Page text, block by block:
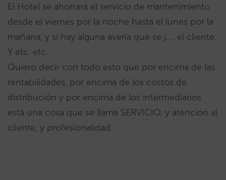
El Hotel se ahorrará el servicio de mantenimiento
desde el viernes por la noche hasta el lunes por la
mañana, y si hay alguna avería que se j…. el cliente.
Y etc. etc.
Quiero decir con todo esto que por encima de las
rentabilidades, por encima de los costos de
distribución y por encima de los intermediarios
está una cosa que se llama SERVICIO, y atención al
cliente, y profesionalidad.